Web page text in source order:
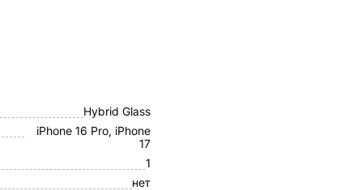
Hybrid Glass
iPhone 16 Pro, iPhone
17
1
нет